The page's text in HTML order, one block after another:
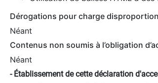
Dérogations pour charge
Néant
Contenus non soumis à l’obligation
Néant
- Établissement de cette déclaration